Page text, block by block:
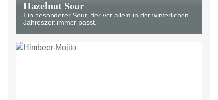
Hazelnut Sour
Ein besonderer Sour, der vor allem in der winterlichen
Jahreszeit immer passt.